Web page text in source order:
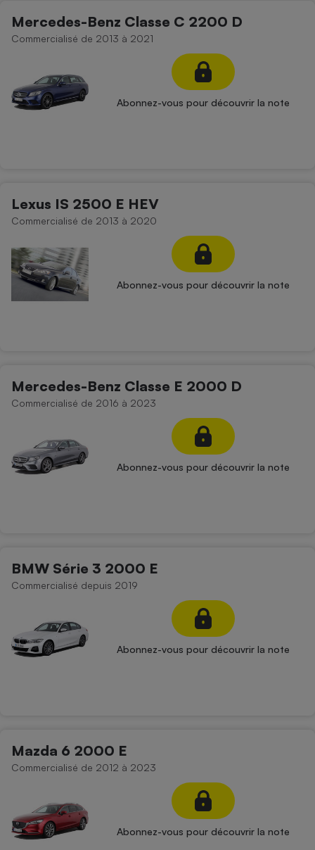
Mercedes-Benz Classe C 2200 D
Commercialisé de 2013 à 2021
Abonnez-vous pour découvrir la note
Lexus IS 2500 E HEV
Commercialisé de 2013 à 2020
Abonnez-vous pour découvrir la note
Mercedes-Benz Classe E 2000 D
Commercialisé de 2016 à 2023
Abonnez-vous pour découvrir la note
BMW Série 3 2000 E
Commercialisé depuis 2019
Abonnez-vous pour découvrir la note
Mazda 6 2000 E
Commercialisé de 2012 à 2023
Abonnez-vous pour découvrir la note